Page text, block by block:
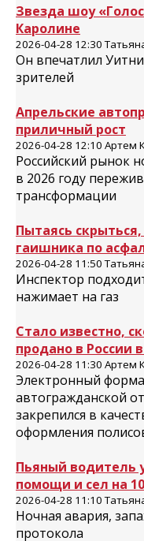
Звезда шоу
Каролине
2026-04-28 12:30
Он впечатлил
зрителей
Апрельские
приличный рост
2026-04-28 12:10 Артем
Российский рынок
в 2026 году
трансформации
Пытаясь
гаишника по
2026-04-28 11:50
Инспектор
нажимает на газ
Стало известно,
продано в России
2026-04-28 11:30 Артем
Электронный
автогражданской
закрепился в
оформления
Пьяный водитель
помощи и сел на
2026-04-28 11:10
Ночная авария,
протокола